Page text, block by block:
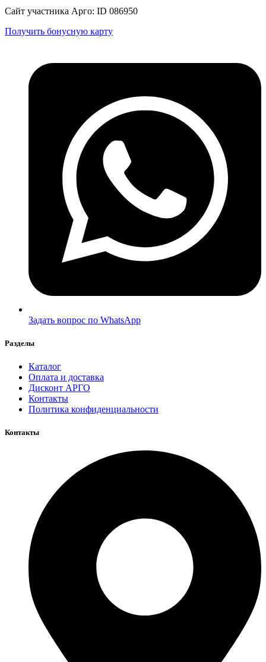
Сайт участника Арго: ID 086950
Получить бонусную карту
Задать вопрос по WhatsApp
Разделы
Каталог
Оплата и доставка
Дисконт АРГО
Контакты
Политика конфиденциальности
Контакты